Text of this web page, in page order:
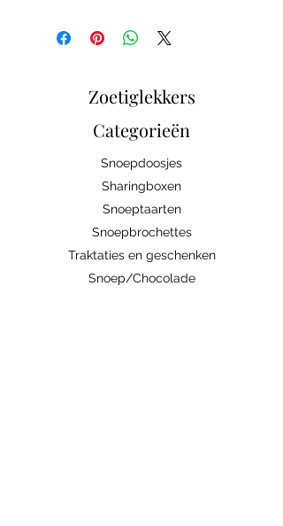
Zoetiglekkers
Categorieën
Snoepdoosjes
Sharingboxen
Snoeptaarten
Snoepbrochettes
Traktaties en geschenken
Snoep/Chocolade